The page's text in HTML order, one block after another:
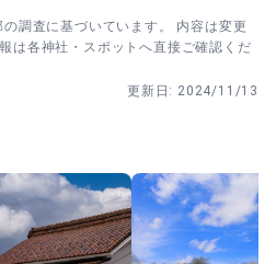
調査に基づいています。 内容は変更
は各神社・スポットへ直接ご確認くだ
更新日: 2024/11/13